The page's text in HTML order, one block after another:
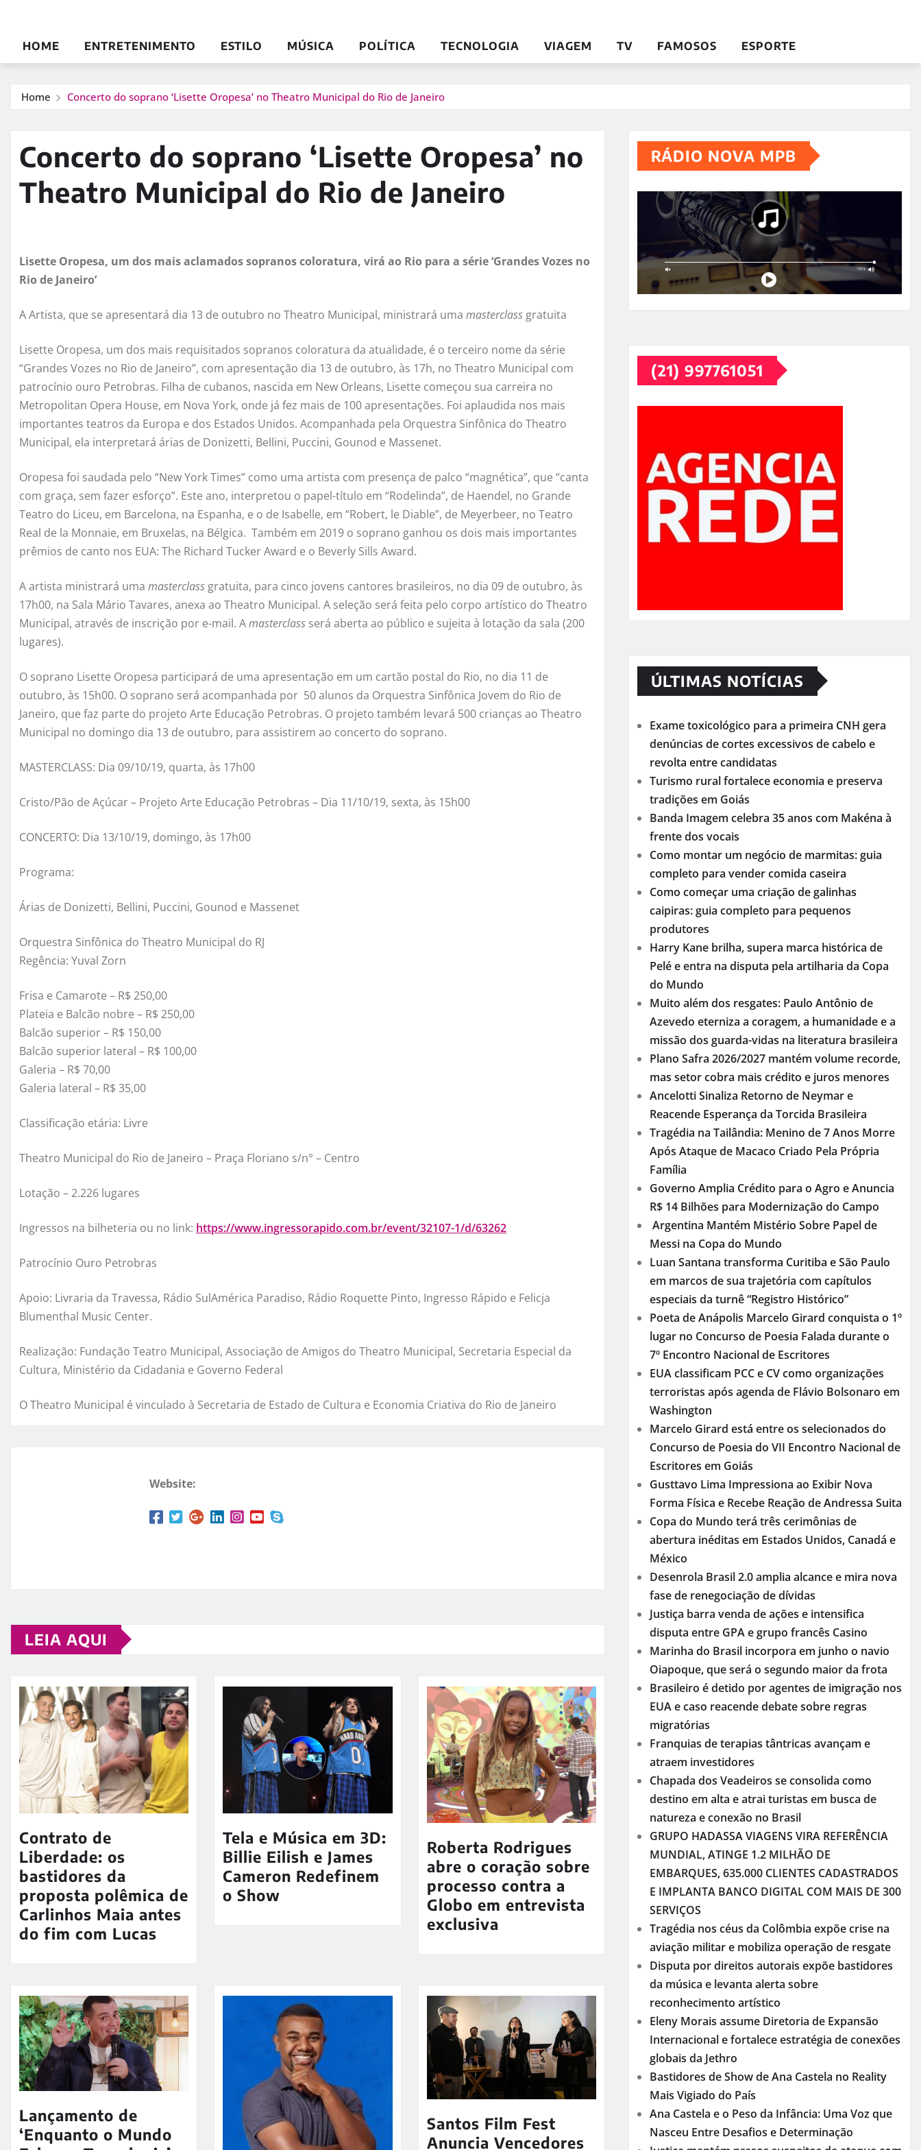
HOME ENTRETENIMENTO ESTILO MÚSICA POLÍTICA TECNOLOGIA VIAGEM TV FAMOSOS ESPORTE
Home Concerto do soprano ‘Lisette Oropesa’ no Theatro Municipal do Rio de Janeiro
Concerto do soprano ‘Lisette Oropesa’ no
Theatro Municipal do Rio de Janeiro
Lisette Oropesa, um dos mais aclamados sopranos coloratura, virá ao Rio para a série ‘Grandes Vozes no
Rio de Janeiro’
A Artista, que se apresentará dia 13 de outubro no Theatro Municipal, ministrará uma masterclass gratuita
Lisette Oropesa, um dos mais requisitados sopranos coloratura da atualidade, é o terceiro nome da série
“Grandes Vozes no Rio de Janeiro”, com apresentação dia 13 de outubro, às 17h, no Theatro Municipal com
patrocínio ouro Petrobras. Filha de cubanos, nascida em New Orleans, Lisette começou sua carreira no
Metropolitan Opera House, em Nova York, onde já fez mais de 100 apresentações. Foi aplaudida nos mais
importantes teatros da Europa e dos Estados Unidos. Acompanhada pela Orquestra Sinfônica do Theatro
Municipal, ela interpretará árias de Donizetti, Bellini, Puccini, Gounod e Massenet.
Oropesa foi saudada pelo “New York Times” como uma artista com presença de palco “magnética”, que “canta
com graça, sem fazer esforço”. Este ano, interpretou o papel-título em “Rodelinda”, de Haendel, no Grande
Teatro do Liceu, em Barcelona, na Espanha, e o de Isabelle, em “Robert, le Diable”, de Meyerbeer, no Teatro
Real de la Monnaie, em Bruxelas, na Bélgica. Também em 2019 o soprano ganhou os dois mais importantes
prêmios de canto nos EUA: The Richard Tucker Award e o Beverly Sills Award.
A artista ministrará uma masterclass gratuita, para cinco jovens cantores brasileiros, no dia 09 de outubro, às
17h00, na Sala Mário Tavares, anexa ao Theatro Municipal. A seleção será feita pelo corpo artístico do Theatro
Municipal, através de inscrição por e-mail. Amasterclass será aberta ao público e sujeita à lotação da sala (200
lugares).
O soprano Lisette Oropesa participará de uma apresentação em um cartão postal do Rio, no dia 11 de
outubro, às 15h00. O soprano será acompanhada por 50 alunos da Orquestra Sinfônica Jovem do Rio de
Janeiro, que faz parte do projeto Arte Educação Petrobras. O projeto também levará 500 crianças ao Theatro
Municipal no domingo dia 13 de outubro, para assistirem ao concerto do soprano.
MASTERCLASS: Dia 09/10/19, quarta, às 17h00
Cristo/Pão de Açúcar – Projeto Arte Educação Petrobras – Dia 11/10/19, sexta, às 15h00
CONCERTO: Dia 13/10/19, domingo, às 17h00
Programa:
Árias de Donizetti, Bellini, Puccini, Gounod e Massenet
Orquestra Sinfônica do Theatro Municipal do RJ
Regência: Yuval Zorn
Frisa e Camarote – R$ 250,00
Plateia e Balcão nobre – R$ 250,00
Balcão superior – R$ 150,00
Balcão superior lateral – R$ 100,00
Galeria – R$ 70,00
Galeria lateral – R$ 35,00
Classificação etária: Livre
Theatro Municipal do Rio de Janeiro – Praça Floriano s/n° – Centro
Lotação – 2.226 lugares
Ingressos na bilheteria ou no link: https://www.ingressorapido.com.br/event/32107-1/d/63262
Patrocínio Ouro Petrobras
Apoio: Livraria da Travessa, Rádio SulAmérica Paradiso, Rádio Roquette Pinto, Ingresso Rápido e Felicja
Blumenthal Music Center.
Realização: Fundação Teatro Municipal, Associação de Amigos do Theatro Municipal, Secretaria Especial da
Cultura, Ministério da Cidadania e Governo Federal
O Theatro Municipal é vinculado à Secretaria de Estado de Cultura e Economia Criativa do Rio de Janeiro
Website:
LEIA AQUI
Contrato de
Liberdade: os
bastidores da
proposta polêmica de
Carlinhos Maia antes
do fim com Lucas
Tela e Música em 3D:
Billie Eilish e James
Cameron Redefinem
o Show
Roberta Rodrigues
abre o coração sobre
processo contra a
Globo em entrevista
exclusiva
Lançamento de
‘Enquanto o Mundo
Santos Film Fest
Anuncia Vencedores
RÁDIO NOVA MPB
(21) 997761051
ÚLTIMAS NOTÍCIAS
Exame toxicológico para a primeira CNH gera
denúncias de cortes excessivos de cabelo e
revolta entre candidatas
Turismo rural fortalece economia e preserva
tradições em Goiás
Banda Imagem celebra 35 anos com Makéna à
frente dos vocais
Como montar um negócio de marmitas: guia
completo para vender comida caseira
Como começar uma criação de galinhas
caipiras: guia completo para pequenos
produtores
Harry Kane brilha, supera marca histórica de
Pelé e entra na disputa pela artilharia da Copa
do Mundo
Muito além dos resgates: Paulo Antônio de
Azevedo eterniza a coragem, a humanidade e a
missão dos guarda-vidas na literatura brasileira
Plano Safra 2026/2027 mantém volume recorde,
mas setor cobra mais crédito e juros menores
Ancelotti Sinaliza Retorno de Neymar e
Reacende Esperança da Torcida Brasileira
Tragédia na Tailândia: Menino de 7 Anos Morre
Após Ataque de Macaco Criado Pela Própria
Família
Governo Amplia Crédito para o Agro e Anuncia
R$ 14 Bilhões para Modernização do Campo
Argentina Mantém Mistério Sobre Papel de
Messi na Copa do Mundo
Luan Santana transforma Curitiba e São Paulo
em marcos de sua trajetória com capítulos
especiais da turnê “Registro Histórico”
Poeta de Anápolis Marcelo Girard conquista o 1º
lugar no Concurso de Poesia Falada durante o
7º Encontro Nacional de Escritores
EUA classificam PCC e CV como organizações
terroristas após agenda de Flávio Bolsonaro em
Washington
Marcelo Girard está entre os selecionados do
Concurso de Poesia do VII Encontro Nacional de
Escritores em Goiás
Gusttavo Lima Impressiona ao Exibir Nova
Forma Física e Recebe Reação de Andressa Suita
Copa do Mundo terá três cerimônias de
abertura inéditas em Estados Unidos, Canadá e
México
Desenrola Brasil 2.0 amplia alcance e mira nova
fase de renegociação de dívidas
Justiça barra venda de ações e intensifica
disputa entre GPA e grupo francês Casino
Marinha do Brasil incorpora em junho o navio
Oiapoque, que será o segundo maior da frota
Brasileiro é detido por agentes de imigração nos
EUA e caso reacende debate sobre regras
migratórias
Franquias de terapias tântricas avançam e
atraem investidores
Chapada dos Veadeiros se consolida como
destino em alta e atrai turistas em busca de
natureza e conexão no Brasil
GRUPO HADASSA VIAGENS VIRA REFERÊNCIA
MUNDIAL, ATINGE 1.2 MILHÃO DE
EMBARQUES, 635.000 CLIENTES CADASTRADOS
E IMPLANTA BANCO DIGITAL COM MAIS DE 300
SERVIÇOS
Tragédia nos céus da Colômbia expõe crise na
aviação militar e mobiliza operação de resgate
Disputa por direitos autorais expõe bastidores
da música e levanta alerta sobre
reconhecimento artístico
Eleny Morais assume Diretoria de Expansão
Internacional e fortalece estratégia de conexões
globais da Jethro
Bastidores de Show de Ana Castela no Reality
Mais Vigiado do País
Ana Castela e o Peso da Infância: Uma Voz que
Nasceu Entre Desafios e Determinação